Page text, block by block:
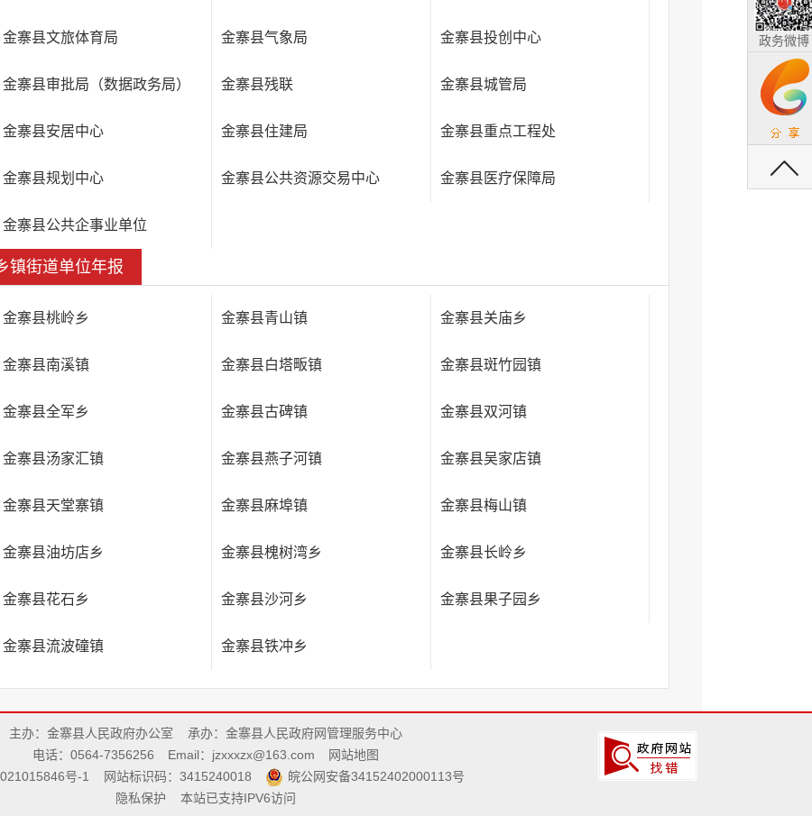
金寨县文旅体育局 金寨县气象局 金寨县投创中心
金寨县审批局（数据政务局） 金寨县残联 金寨县城管局
金寨县安居中心 金寨县住建局 金寨县重点工程处
金寨县规划中心 金寨县公共资源交易中心 金寨县医疗保障局
金寨县公共企事业单位
镇街道单位年报
金寨县桃岭乡 金寨县青山镇 金寨县关庙乡
金寨县南溪镇 金寨县白塔畈镇 金寨县斑竹园镇
金寨县全军乡 金寨县古碑镇 金寨县双河镇
金寨县汤家汇镇 金寨县燕子河镇 金寨县吴家店镇
金寨县天堂寨镇 金寨县麻埠镇 金寨县梅山镇
金寨县油坊店乡 金寨县槐树湾乡 金寨县长岭乡
金寨县花石乡 金寨县沙河乡 金寨县果子园乡
金寨县流波䃥镇 金寨县铁冲乡
主办：金寨县人民政府办公室
承办：金寨县人民政府网管理服务中心
电话：0564-7356256
Email：jzxxxzx@163.com
网站地图
号-1
网站标识码：3415240018
皖公网安备34152402000113号
隐私保护
本站已支持IPV6访问
政务微博